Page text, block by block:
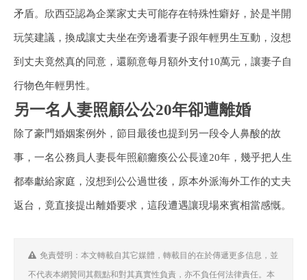
矛盾。欣西亞認為企業家丈夫可能存在特殊性癖好，於是半開
玩笑建議，換成讓丈夫坐在旁邊看妻子跟年輕男生互動，沒想
到丈夫竟然真的同意，還願意每月額外支付10萬元，讓妻子自
行物色年輕男性。
另一名人妻照顧公公20年卻遭離婚
除了豪門婚姻案例外，節目最後也提到另一段令人鼻酸的故
事，一名公務員人妻長年照顧癱瘓公公長達20年，幾乎把人生
都奉獻給家庭，沒想到公公過世後，原本外派海外工作的丈夫
返台，竟直接提出離婚要求，這段遭遇讓現場來賓相當感慨。
免責聲明：本文轉載自其它媒體，轉載目的在於傳遞更多信息，並
不代表本網贊同其觀點和對其真實性負責，亦不負任何法律責任。本